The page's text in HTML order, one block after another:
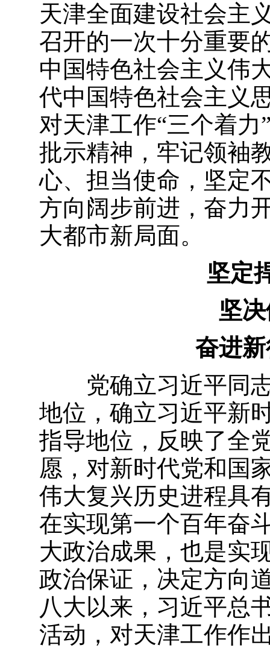
天津全面建设社会主
召开的一次十分重要
中国特色社会主义伟
代中国特色社会主义
对天津工作“三个着
批示精神，牢记领袖
心、担当使命，坚定
方向阔步前进，奋力
大都市新局面。
坚定
坚
奋进
党确立习近平同
地位，确立习近平新
指导地位，反映了全
愿，对新时代党和国
伟大复兴历史进程具
在实现第一个百年奋
大政治成果，也是实
政治保证，决定方向
八大以来，习近平总
活动，对天津工作作